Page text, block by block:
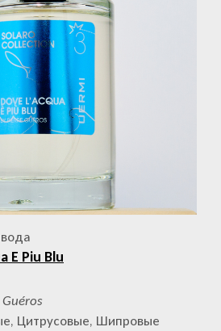
E Piu Blu
Цитрусовые, Шипровые